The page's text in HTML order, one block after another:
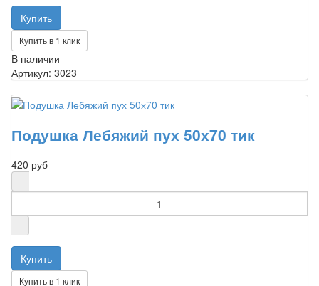
Купить в 1 клик
В наличии
Артикул: 3023
Подушка Лебяжий пух 50х70 тик
420 руб
Купить в 1 клик